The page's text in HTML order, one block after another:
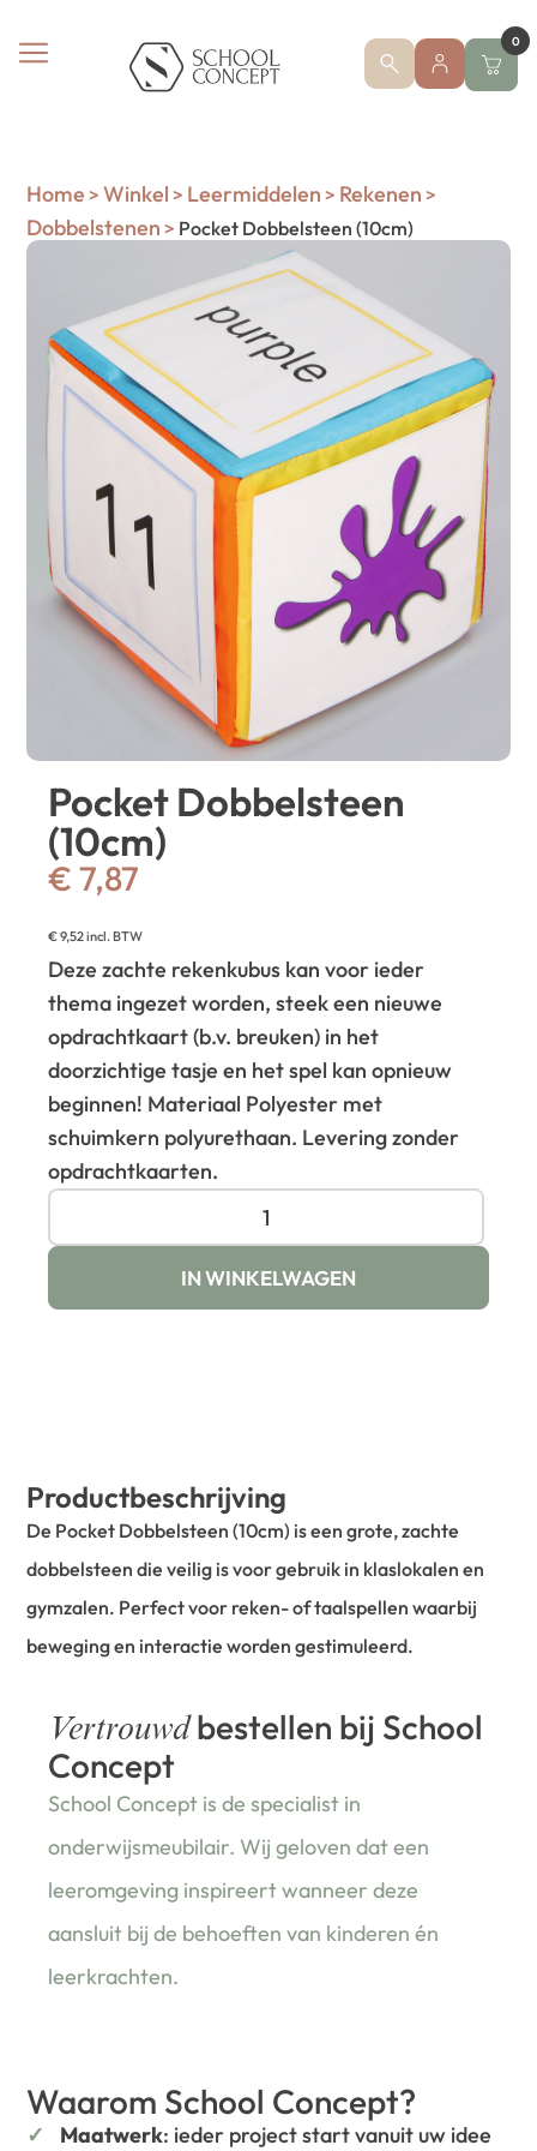
0
Home > Winkel > Leermiddelen > Rekenen >
Dobbelstenen > Pocket Dobbelsteen (10cm)
Pocket Dobbelsteen
(10cm)
€ 7,87
€9,52incl. BTW
Deze zachte rekenkubus kan voor ieder
thema ingezet worden, steek een nieuwe
opdrachtkaart (b.v. breuken) in het
doorzichtige tasje en het spel kan opnieuw
beginnen! Materiaal Polyester met
schuimkern polyurethaan. Levering zonder
opdrachtkaarten.
IN WINKELWAGEN
Productbeschrijving
De Pocket Dobbelsteen (10cm) is een grote, zachte
dobbelsteen die veilig is voor gebruik in klaslokalen en
gymzalen. Perfect voor reken- of taalspellen waarbij
beweging en interactie worden gestimuleerd.
Vertrouwdbestellen bij School
Concept
School Concept is de specialist in
onderwijsmeubilair. Wij geloven dat een
leeromgeving inspireert wanneer deze
aansluit bij de behoeften van kinderen én
leerkrachten.
Waarom School Concept?
Maatwerk: ieder project start vanuit uw idee